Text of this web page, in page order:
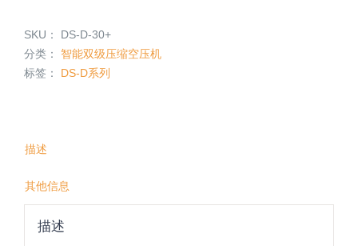
SKU： DS-D-30+
分类： 智能双级压缩空压机
标签： DS-D系列
描述
其他信息
描述